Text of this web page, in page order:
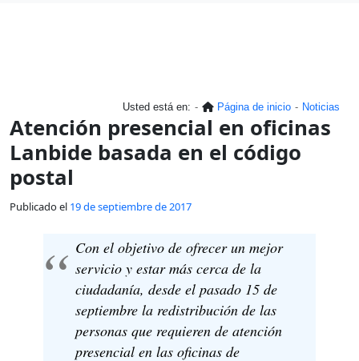
Usted está en: Página de inicio Noticias
Atención presencial en oficinas
Lanbide basada en el código
postal
Publicado el 19 de septiembre de 2017
Con el objetivo de ofrecer un mejor
servicio y estar más cerca de la
ciudadanía, desde el pasado 15 de
septiembre la redistribución de las
personas que requieren de atención
presencial en las oficinas de